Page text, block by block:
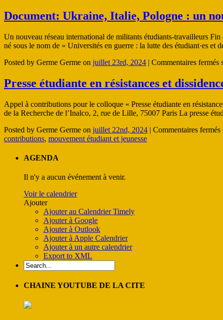
Document: Ukraine, Italie, Pologne : un
Un nouveau réseau international de militants étudiants-travailleurs
né sous le nom de « Universités en guerre : la lutte des étudiant·es
Posted by Germe Germe on juillet 23rd, 2024 | Commentaires fermés
Presse étudiante en résistances et
Appel à contributions pour le colloque « Presse étudiante en
de la Recherche de l’Inalco, 2, rue de Lille, 75007 Paris La presse
Posted by Germe Germe on juillet 22nd, 2024 | Commentaires fermés
contributions, mouvement étudiant et jeunesse
AGENDA
Il n'y a aucun événement à venir.
Voir le calendrier
Ajouter
Ajouter au Calendrier Timely
Ajouter à Google
Ajouter à Outlook
Ajouter à Apple Calendrier
Ajouter à un autre calendrier
Export to XML
CHAINE YOUTUBE DE LA CITE